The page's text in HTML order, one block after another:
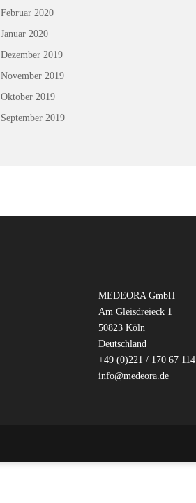
Februar 2020
Januar 2020
Dezember 2019
November 2019
Oktober 2019
September 2019
MEDEORA GmbH
Am Gleisdreieck 1
50823 Köln
Deutschland
+49 (0)221 / 170 67 114
info@medeora.de